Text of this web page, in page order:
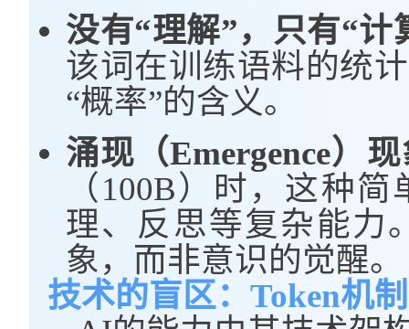
没有“理解”，只有“计
该词在训练语料的统
“概率”的含义。
涌现（Emergence）
（100B）时，这种
理、反思等复杂能力
象，而非意识的觉醒。
技术的盲区：Token机